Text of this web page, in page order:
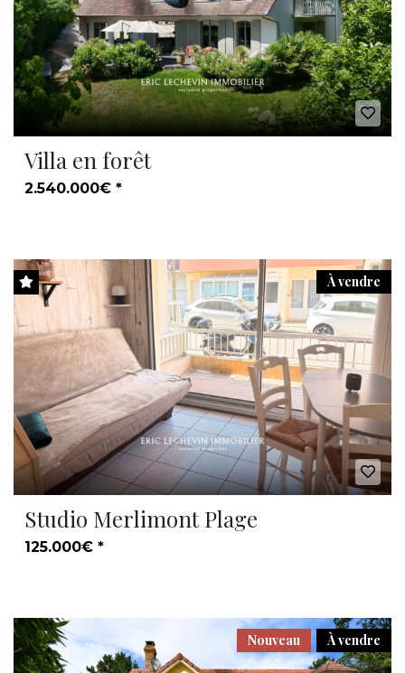
Villa en forêt
2.540.000€ *
À vendre
Studio Merlimont Plage
125.000€ *
À vendre
Nouveau